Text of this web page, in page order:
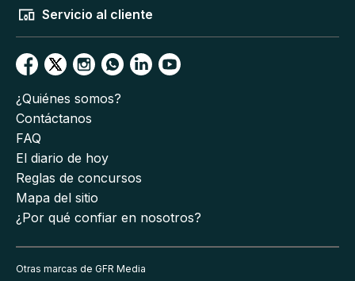
Servicio al cliente
¿Quiénes somos?
Contáctanos
FAQ
El diario de hoy
Reglas de concursos
Mapa del sitio
¿Por qué confiar en nosotros?
Otras marcas de GFR Media